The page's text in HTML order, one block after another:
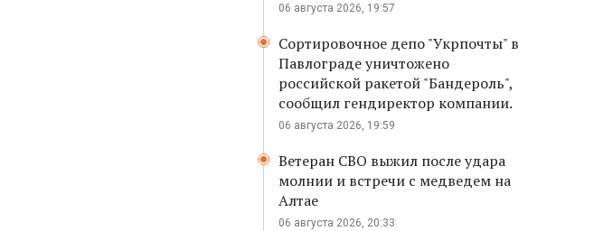
06 августа 2026, 19:57
Сортировочное депо "Укрпочты" в
Павлограде уничтожено
российской ракетой "Бандероль",
сообщил гендиректор компании.
06 августа 2026, 19:59
Ветеран СВО выжил после удара
молнии и встречи с медведем на
Алтае
06 августа 2026, 20:33